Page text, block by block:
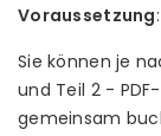
Voraussetzung
Sie können je
und Teil 2 -
gemeinsam